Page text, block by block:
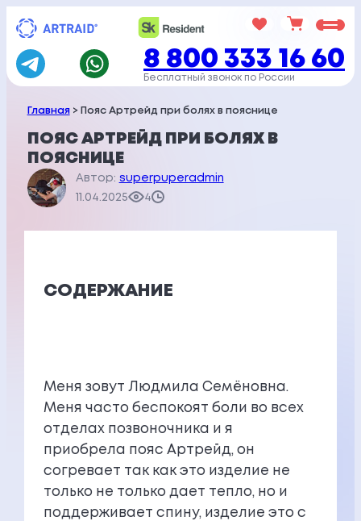
Перейти
содержимому
8 800 333 16 60
Бесплатный звонок по России
Главная> Пояс Артрейд при болях в пояснице
ПОЯС АРТРЕЙД ПРИ БОЛЯХ В
ПОЯСНИЦЕ
Автор: superpuperadmin
11.04.2025 4
СОДЕРЖАНИЕ
Меня зовут Людмила Семёновна.
Меня часто беспокоят боли во всех
отделах позвоночника и я
приобрела пояс Артрейд, он
согревает так как это изделие не
только не только дает тепло, но и
поддерживает спину, изделие это с